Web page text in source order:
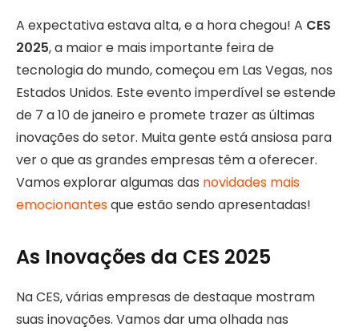
A expectativa estava alta, e a hora chegou! A CES
2025, a maior e mais importante feira de
tecnologia do mundo, começou em Las Vegas, nos
Estados Unidos. Este evento imperdível se estende
de 7 a 10 de janeiro e promete trazer as últimas
inovações do setor. Muita gente está ansiosa para
ver o que as grandes empresas têm a oferecer.
Vamos explorar algumas das novidades mais
emocionantesque estão sendo apresentadas!
As Inovações da CES 2025
Na CES, várias empresas de destaque mostram
suas inovações. Vamos dar uma olhada nas